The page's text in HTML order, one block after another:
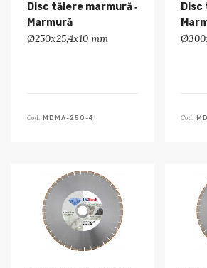
Disc tăiere marmură ‑
Marmură
Ø250x25,4x10 mm
Cod: MDMA-250-4
Disc
Cod: